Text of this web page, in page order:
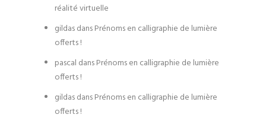
réalité virtuelle
gildasdansPrénoms en calligraphie de lumière
offerts !
pascal dansPrénoms en calligraphie de lumière
offerts !
gildasdansPrénoms en calligraphie de lumière
offerts !